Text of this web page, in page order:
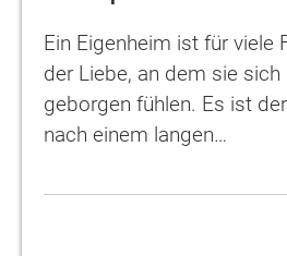
Ein Eigenheim ist für viele
der Liebe, an dem sie sich
geborgen fühlen. Es ist
nach einem langen…